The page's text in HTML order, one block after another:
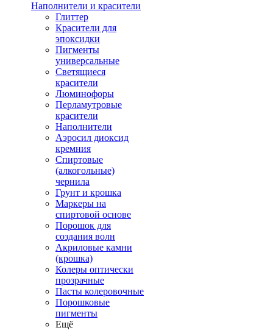
Наполнители и красители
Глиттер
Красители для
эпоксидки
Пигменты
универсальные
Светящиеся
красители
Люминофоры
Перламутровые
красители
Наполнители
Аэросил диоксид
кремния
Спиртовые
(алкогольные)
чернила
Грунт и крошка
Маркеры на
спиртовой основе
Порошок для
создания волн
Акриловые камни
(крошка)
Колеры оптически
прозрачные
Пасты колеровочные
Порошковые
пигменты
Ещё